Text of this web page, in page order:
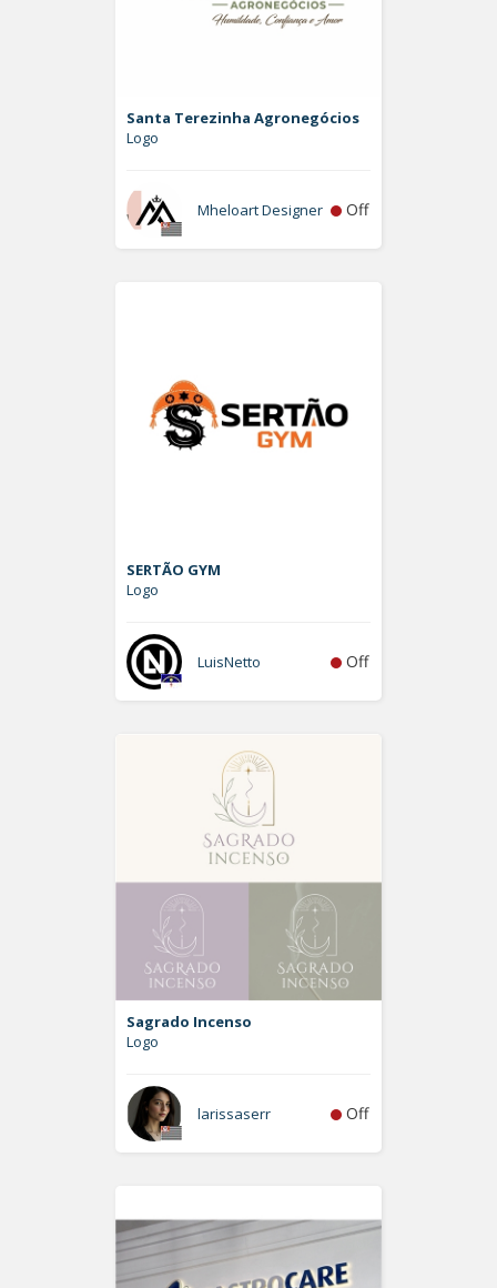
Santa Terezinha Agronegócios
Logo
Mheloart Designer Off
SERTÃO GYM
Logo
LuisNetto Off
Sagrado Incenso
Logo
larissaserr Off